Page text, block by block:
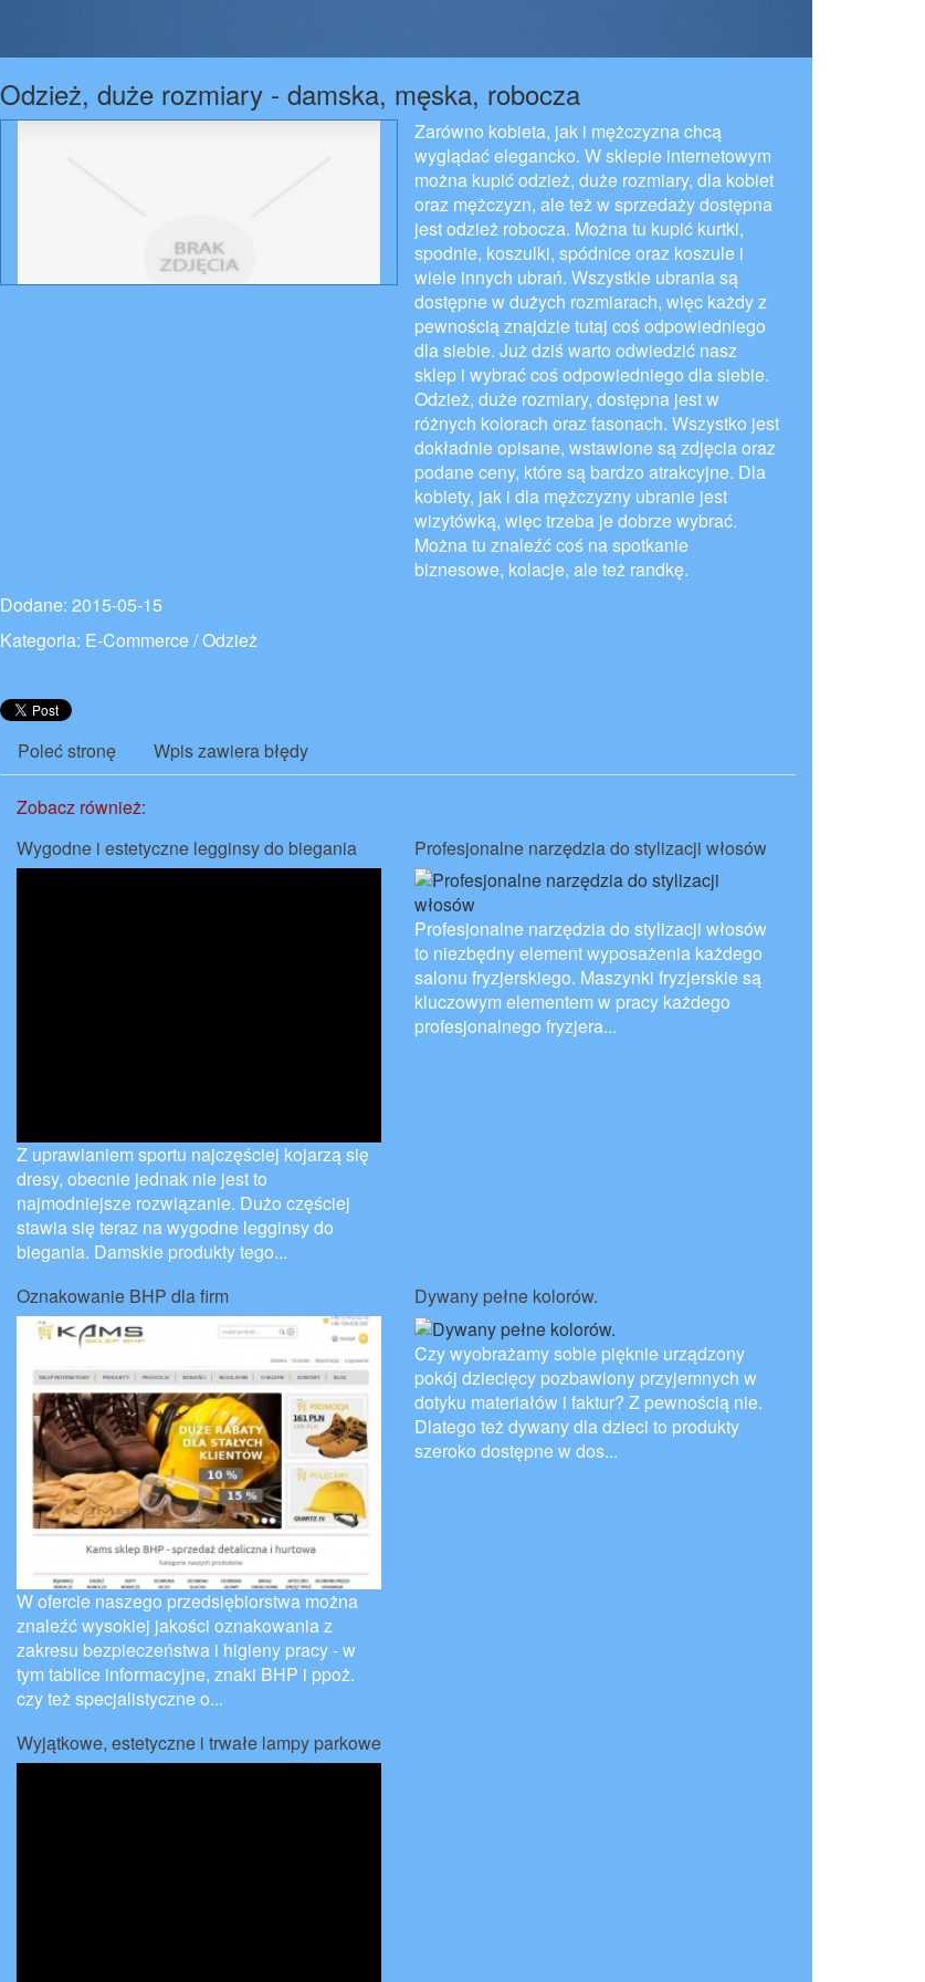
Odzież, duże rozmiary - damska, męska, robocza
Zarówno kobieta, jak i mężczyzna chcą
wyglądać elegancko. W sklepie internetowym
można kupić odzież, duże rozmiary, dla kobiet
oraz mężczyzn, ale też w sprzedaży dostępna
jest odzież robocza. Można tu kupić kurtki,
spodnie, koszulki, spódnice oraz koszule i
wiele innych ubrań. Wszystkie ubrania są
dostępne w dużych rozmiarach, więc każdy z
pewnością znajdzie tutaj coś odpowiedniego
dla siebie. Już dziś warto odwiedzić nasz
sklep i wybrać coś odpowiedniego dla siebie.
Odzież, duże rozmiary, dostępna jest w
różnych kolorach oraz fasonach. Wszystko jest
dokładnie opisane, wstawione są zdjęcia oraz
podane ceny, które są bardzo atrakcyjne. Dla
kobiety, jak i dla mężczyzny ubranie jest
wizytówką, więc trzeba je dobrze wybrać.
Można tu znaleźć coś na spotkanie
biznesowe, kolacje, ale też randkę.
Dodane: 2015-05-15
Kategoria: E-Commerce / Odzież
Poleć stronę Wpis zawiera błędy
Zobacz również:
Wygodne i estetyczne legginsy do biegania
Z uprawianiem sportu najczęściej kojarzą się
dresy, obecnie jednak nie jest to
najmodniejsze rozwiązanie. Dużo częściej
stawia się teraz na wygodne legginsy do
biegania. Damskie produkty tego...
Profesjonalne narzędzia do stylizacji włosów
Profesjonalne narzędzia do stylizacji włosów
to niezbędny element wyposażenia każdego
salonu fryzjerskiego. Maszynki fryzjerskie są
kluczowym elementem w pracy każdego
profesjonalnego fryzjera...
Oznakowanie BHP dla firm
W ofercie naszego przedsiębiorstwa można
znaleźć wysokiej jakości oznakowania z
zakresu bezpieczeństwa i higieny pracy - w
tym tablice informacyjne, znaki BHP i ppoż.
czy też specjalistyczne o...
Dywany pełne kolorów.
Czy wyobrażamy sobie pięknie urządzony
pokój dziecięcy pozbawiony przyjemnych w
dotyku materiałów i faktur? Z pewnością nie.
Dlatego też dywany dla dzieci to produkty
szeroko dostępne w dos...
Wyjątkowe, estetyczne i trwałe lampy parkowe